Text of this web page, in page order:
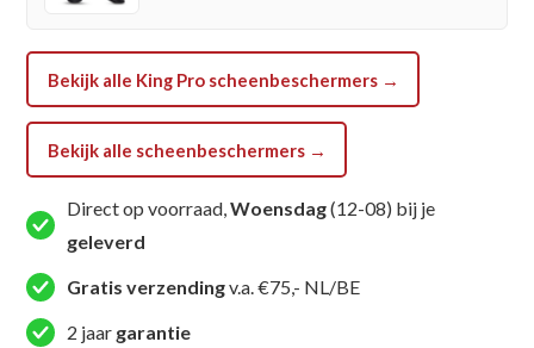
Bekijk alle King Pro scheenbeschermers →
Bekijk alle scheenbeschermers →
Direct op voorraad,Woensdag(12-08) bij je
geleverd
Gratis verzendingv.a. €75,- NL/BE
2 jaar garantie